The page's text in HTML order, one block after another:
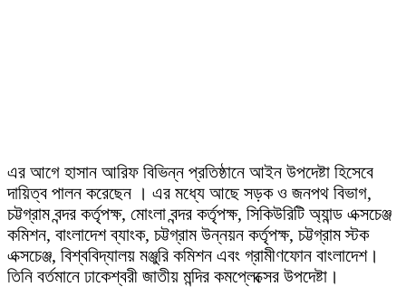
এর আগে হাসান আরিফ বিভিন্ন প্রতিষ্ঠানে আইন উপদেষ্টা হিসেবে
দায়িত্ব পালন করেছেন । এর মধ্যে আছে সড়ক ও জনপথ বিভাগ,
চট্টগ্রাম বন্দর কর্তৃপক্ষ, মোংলা বন্দর কর্তৃপক্ষ, সিকিউরিটি অ্যান্ড এক্সচেঞ্জ
কমিশন, বাংলাদেশ ব্যাংক, চট্টগ্রাম উন্নয়ন কর্তৃপক্ষ, চট্টগ্রাম স্টক
এক্সচেঞ্জ, বিশ্ববিদ্যালয় মঞ্জুরি কমিশন এবং গ্রামীণফোন বাংলাদেশ।
তিনি বর্তমানে ঢাকেশ্বরী জাতীয় মন্দির কমপ্লেক্সের উপদেষ্টা।